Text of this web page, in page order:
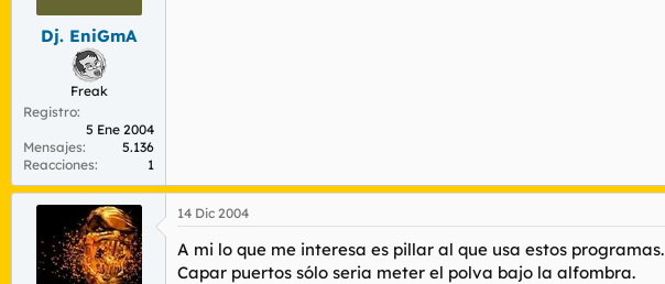
Dj. EniGmA
Freak
Registro
5 Ene 2004
Mensajes
5.136
Reacciones
1
14 Dic 2004
A mi lo que me interesa es pillar al que usa estos programas.
Capar puertos sólo seria meter el polva bajo la alfombra.